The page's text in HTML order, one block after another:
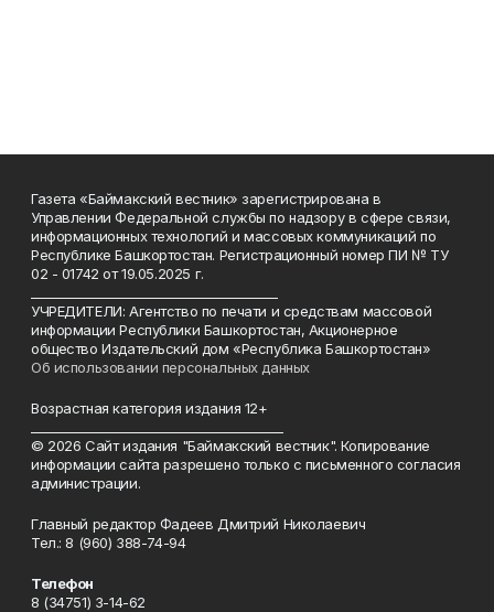
Газета «Баймакский вестник» зарегистрирована в
Управлении Федеральной службы по надзору в сфере связи,
информационных технологий и массовых коммуникаций по
Республике Башкортостан. Регистрационный номер ПИ № ТУ
02 - 01742 от 19.05.2025 г.
УЧРЕДИТЕЛИ: Агентство по печати и средствам массовой
информации Республики Башкортостан, Акционерное
общество Издательский дом «Республика Башкортостан»
Об использовании персональных данных
Возрастная категория издания 12+
© 2026 Сайт издания "Баймакский вестник". Копирование
информации сайта разрешено только с письменного согласия
администрации.
Главный редактор Фадеев Дмитрий Николаевич
Тел.: 8 (960) 388-74-94
Телефон
8 (34751) 3-14-62